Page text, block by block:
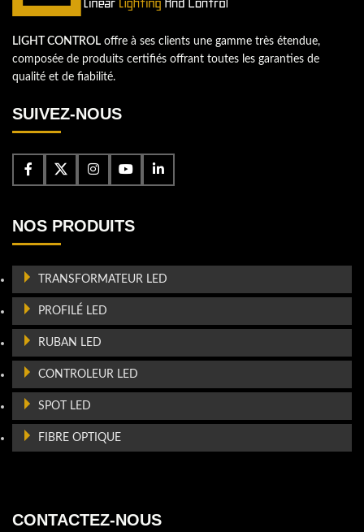
LIGHT CONTROL offre à ses clients une gamme très étendue,
composée de produits certifiés offrant toutes les garanties de
qualité et de fiabilité.
SUIVEZ-NOUS
NOS PRODUITS
TRANSFORMATEUR LED
PROFILÉ LED
RUBAN LED
CONTROLEUR LED
SPOT LED
FIBRE OPTIQUE
CONTACTEZ-NOUS